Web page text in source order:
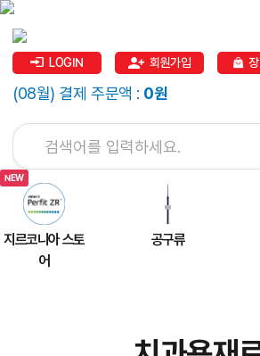
LOGIN 회원가입
(08월) 결제 주문액 : 0원
지르코니아 스토
어
공구류